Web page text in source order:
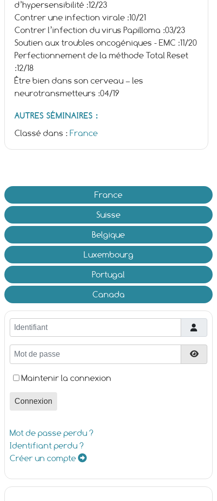
d’hypersensibilité :12/23
Contrer une infection virale :10/21
Contrer l’infection du virus Papilloma :03/23
Soutien aux troubles oncogéniques - EMC :11/20
Perfectionnement de la méthode Total Reset
:12/18
Être bien dans son cerveau – les
neurotransmetteurs :04/19
AUTRES SÉMINAIRES :
Classé dans : France
France
Suisse
Belgique
Luxembourg
Portugal
Canada
Identifiant
Mot de passe
Maintenir la connexion
Connexion
Mot de passe perdu ?
Identifiant perdu ?
Créer un compte